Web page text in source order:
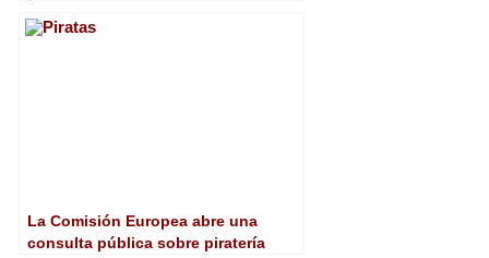
Audiovisual
La Comisión Europea abre una
consulta pública sobre piratería